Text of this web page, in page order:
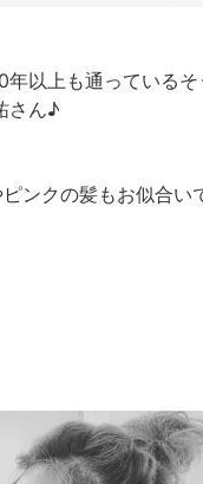
年以上も通っているそ
さん♪
ンクの髪もお似合